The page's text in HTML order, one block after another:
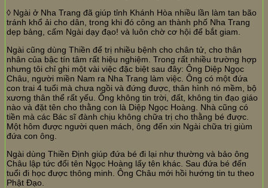
◊ Ngài ở Nha Trang đã giúp tỉnh Khánh Hòa nhiều lần làm tan bão
tránh khổ ải cho dân, trong khi đó công an thành phố Nha Trang
dẹp bảng, cấm Ngài dạy đạo! và luôn chờ cơ hội để bắt giam.
Ngài cũng dùng Thiền để trị nhiều bệnh cho chân tử, cho thân
nhân của bậc tín tâm rất hiệu nghiệm. Trong rất nhiều trường hợp
nhưng tôi chỉ ghi một vài việc đặc biệt sau đây: Ông Diệp Ngọc
Châu, người miền Nam ra Nha Trang làm việc. Ông có một đứa
con trai 4 tuổi mà chưa ngồi và đứng được, thân hình nó mềm, bộ
xương thân thể rất yếu. Ông không tin trời, đất, không tin đạo giáo
nào và đặt tên cho thằng con là Diệp Ngọc Hoàng. Nhà cũng có
tiền mà các Bác sĩ đành chịu không chữa trị cho thằng bé được.
Một hôm được người quen mách, ông đến xin Ngài chữa trị giùm
đứa con ông.
Ngài dùng Thiền Định giúp đứa bé đi lại như thường và bảo ông
Châu lập tức đổi tên Ngọc Hoàng lấy tên khác. Sau đứa bé đến
tuổi đi học được thông minh. Ông Châu mới hồi hướng tin tu theo
Phật Đạo.